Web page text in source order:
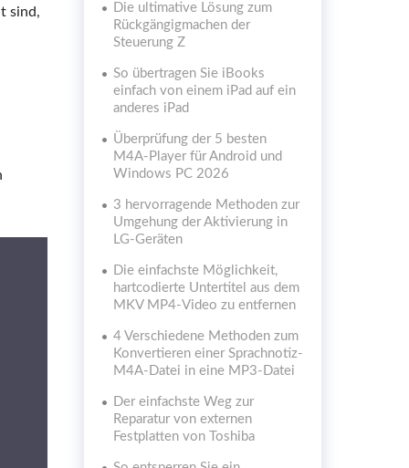
sind,
Die ultimative Lösung zum
Rückgängigmachen der
Steuerung Z
So übertragen Sie iBooks
einfach von einem iPad auf ein
anderes iPad
Überprüfung der 5 besten
M4A-Player für Android und
Windows PC 2026
3 hervorragende Methoden zur
Umgehung der Aktivierung in
LG-Geräten
Die einfachste Möglichkeit,
hartcodierte Untertitel aus dem
MKV MP4-Video zu entfernen
4 Verschiedene Methoden zum
Konvertieren einer Sprachnotiz-
M4A-Datei in eine MP3-Datei
Der einfachste Weg zur
Reparatur von externen
Festplatten von Toshiba